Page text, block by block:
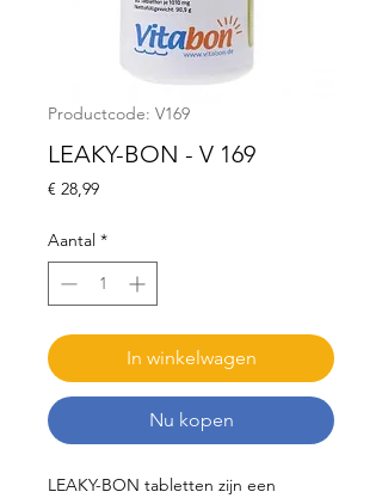
Productcode: V169
LEAKY-BON - V 169
€ 28,99Prijs
Aantal *
In winkelwagen
Nu kopen
LEAKY-BON tabletten zijn een